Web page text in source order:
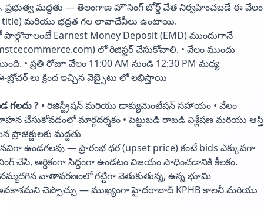
4. ప్రభుత్వ మద్దతు — తెలంగాణ హౌసింగ్ బోర్డ్ చేత నిర్వహించబడే ఈ వేలం
title) మరియు భద్రత గల లావాదేవీలు ఉంటాయి.
పాల్గొనాలంటే Earnest Money Deposit (EMD) ముందుగానే
లో రిజిస్టర్ చేసుకోవాలి. • వేలం ముందు
• ప్రతి రోజూ వేలం 11:00 AM నుండి 12:30 PM మధ్య
బ్రోచర్ లు క్రింద ఇచ్చిన వెబ్సైటు లో లభిస్తాయి
గలదు ? • రిజిస్ట్రేషన్ మరియు డాక్యుమెంటేషన్ సహాయం • వేలం
చేసుకోవడంలో మార్గదర్శకం • పెట్టుబడి రాబడి విశ్లేషణ మరియు ఆస్తి
మద్దతు
ఉండగలవు — ప్రారంభ ధర (upset price) కంటే bids ఎక్కువగా
చేసి, ఆర్థికంగా సిద్ధంగా ఉండటం విజయం సాధించడానికి కీలకం.
వాతావరణంలో గట్టిగా వెతుకుతున్న, ఉన్న భూమి
అవకాశమని చెప్పొచ్చు — ముఖ్యంగా హైదరాబాద్ KPHB కాలనీ మరియు